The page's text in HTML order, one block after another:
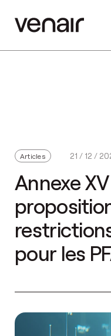
Articles 21 / 12 /
Annexe
pour les